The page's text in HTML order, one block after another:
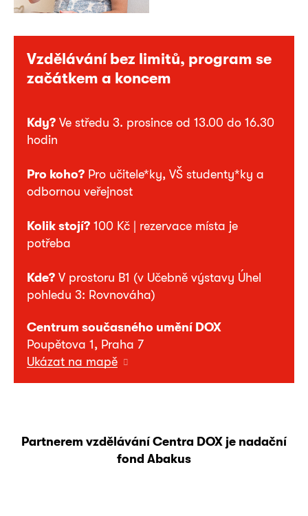
Vzdělávání bez limitů, program se
začátkem a koncem
Kdy? Ve středu 3. prosince od 13.00 do 16.30
hodin
Pro koho? Pro učitele*ky, VŠ studenty*ky a
odbornou veřejnost
Kolik stojí? 100 Kč | rezervace místa je
potřeba
Kde? V prostoru B1 (v Učebně výstavy Úhel
pohledu 3: Rovnováha)
Centrum současného umění DOX
Poupětova 1, Praha 7
Ukázat na mapě
Partnerem vzdělávání Centra DOX je nadační
fond Abakus